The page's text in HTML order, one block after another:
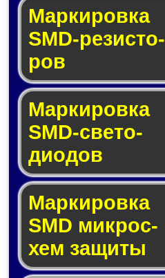
Маркировка
SMD-ре­зис­то­
ров
Маркировка
SMD-све­то­
дио­дов
Мар­ки­ров­ка
SMD мик­рос­
хем защиты